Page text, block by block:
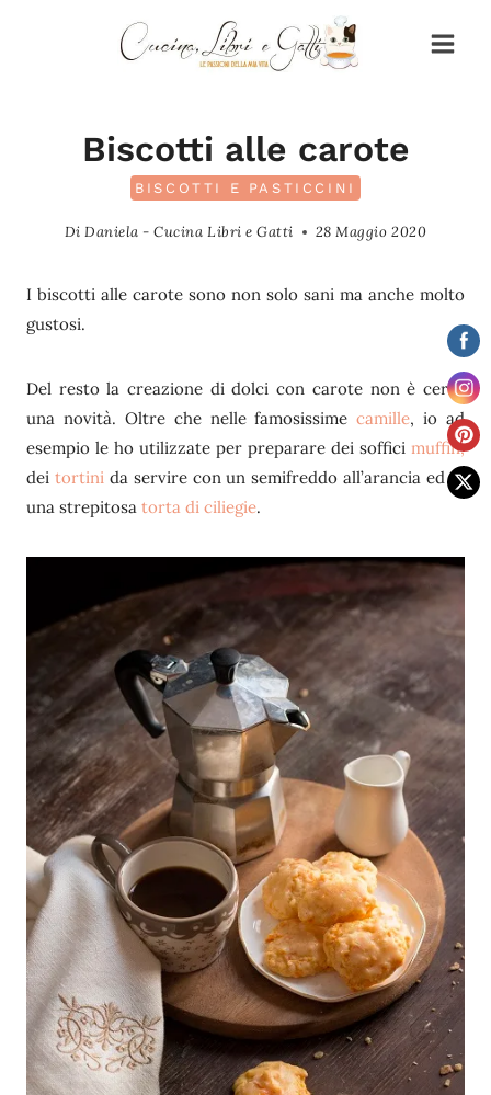
Biscotti alle carote
BISCOTTI E PASTICCINI
Di Daniela - Cucina Libri e Gatti 28 Maggio 2020
I biscotti alle carote sono non solo sani ma anche molto
gustosi.
Del resto la creazione di dolci con carote non è certo
una novità. Oltre che nelle famosissimecamille, io ad
esempio le ho utilizzate per preparare dei soffici muffin,
dei tortini da servire con un semifreddo all’arancia ed in
una strepitosa torta di ciliegie.